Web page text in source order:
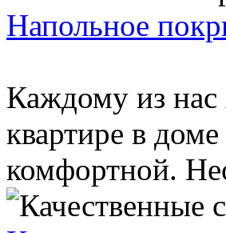
Напольное
Каждому из нас
квартире в
комфортной.